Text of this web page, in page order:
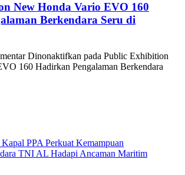
New Honda Vario EVO 160
Berkendara Seru di
Dinonaktifkan pada Public Exhibition
160 Hadirkan Pengalaman Berkendara